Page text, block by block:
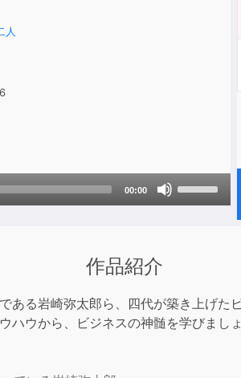
人
00:00
or
decrease
作品紹介
ある岩崎弥太郎ら、四代が築き上げた
ウから、ビジネスの神髄を学びましょ